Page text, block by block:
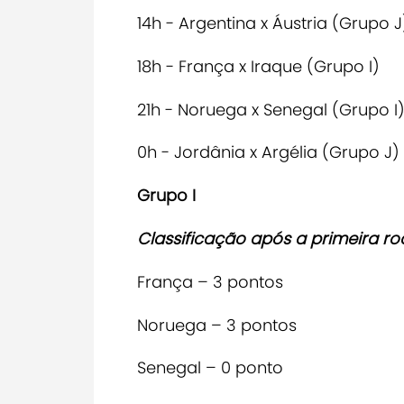
14h - Argentina x Áustria (Grupo
18h - França x Iraque (Grupo I)
21h - Noruega x Senegal (Grupo I)
0h - Jordânia x Argélia (Grupo J)
Grupo I
Classificação após a primeira
França – 3 pontos
Noruega – 3 pontos
Senegal – 0 ponto